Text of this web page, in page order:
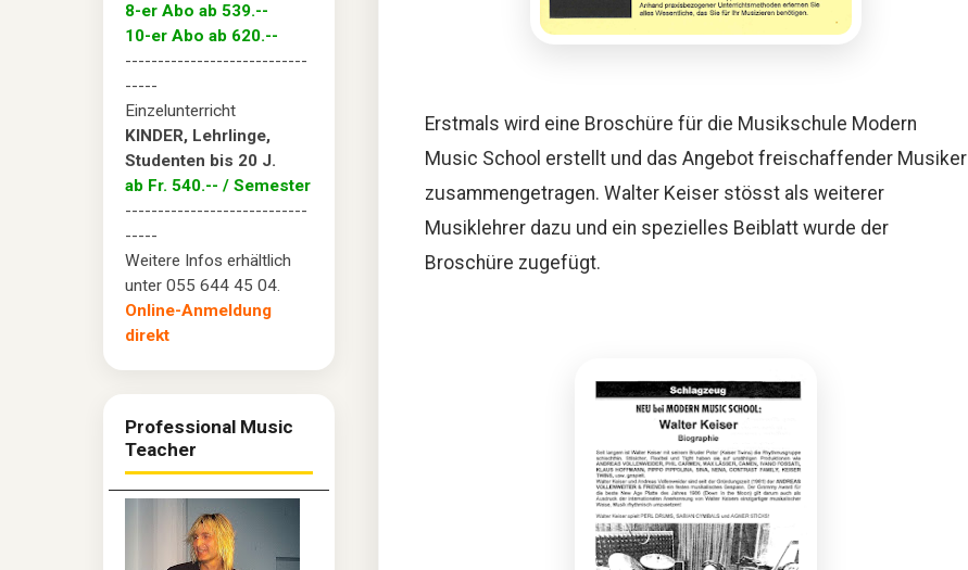
Erstmals wird eine Broschüre für die Musikschule Modern
Music School erstellt und das Angebot freischaffender Musiker
zusammengetragen. Walter Keiser stösst als weiterer
Musiklehrer dazu und ein spezielles Beiblatt wurde der
Broschüre zugefügt.
8-er Abo ab 539.--
10-er Abo ab 620.--
----------------------------
-----
Einzelunterricht
KINDER, Lehrlinge,
Studenten bis 20 J.
ab Fr. 540.-- / Semester
----------------------------
-----
Weitere Infos erhältlich
unter 055 644 45 04.
Online-Anmeldung
direkt
Professional Music
Teacher